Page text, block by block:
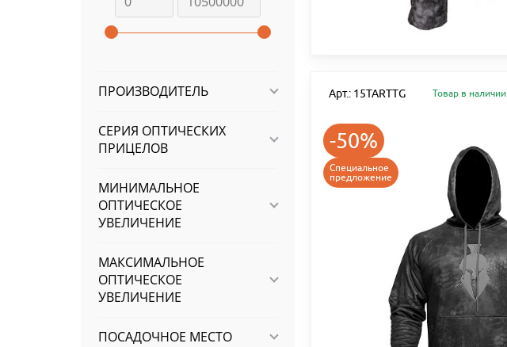
ПРОИЗВОДИТЕЛЬ
СЕРИЯ ОПТИЧЕСКИХ
ПРИЦЕЛОВ
МИНИМАЛЬНОЕ
ОПТИЧЕСКОЕ
УВЕЛИЧЕНИЕ
МАКСИМАЛЬНОЕ
ОПТИЧЕСКОЕ
УВЕЛИЧЕНИЕ
ПОСАДОЧНОЕ МЕСТО
Арт.: 15TARTTG Товар в наличии
-50%
Специальное
предложение